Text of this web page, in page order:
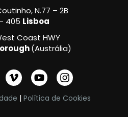
N.77 – 2B
405 Lisboa
Coast HWY
(Austrália)
V
i
m
e
Y
o
u
t
I
n
s
t
| Política de Cookies